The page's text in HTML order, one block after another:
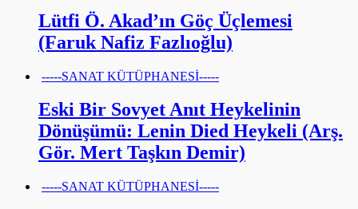
Lütfi Ö. Akad’ın Göç Üçlemesi
(Faruk Nafiz Fazlıoğlu)
-----SANAT KÜTÜPHANESİ-----
Eski Bir Sovyet Anıt Heykelinin
Dönüşümü: Lenin Died Heykeli (Arş.
Gör. Mert Taşkın Demir)
-----SANAT KÜTÜPHANESİ-----